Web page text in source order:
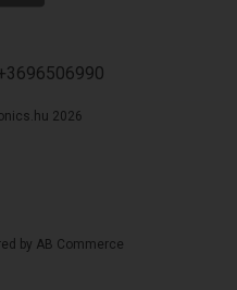
2026
by AB Commerce